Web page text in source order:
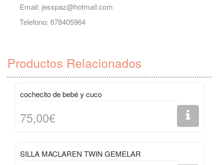
Email: jesspaz@hotmail.com
Telefono: 678405964
Productos Relacionados
cochecito de bebé y cuco
75,00€
SILLA MACLAREN TWIN GEMELAR